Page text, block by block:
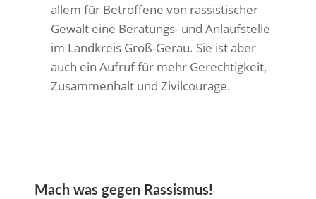
allem für Betroffene von rassistischer
Gewalt eine Beratungs- und Anlaufstelle
im Landkreis Groß-Gerau. Sie ist aber
auch ein Aufruf für mehr Gerechtigkeit,
Zusammenhalt und Zivilcourage.
Mach was gegen Rassismus!